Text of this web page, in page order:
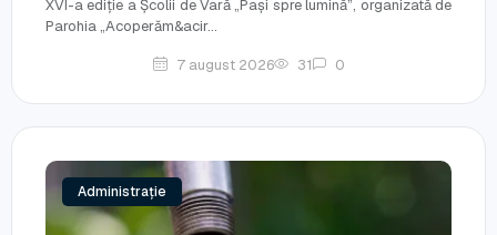
XVI-a ediție a Școlii de Vară „Pași spre lumină”, organizată de
Parohia „Acoperăm&acir...
7 august 2026 31 0
Administrație